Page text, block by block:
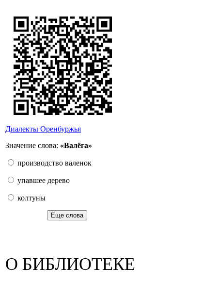
Диалекты Оренбуржья
Значение слова: «Валёга»
производство валенок
упавшее дерево
колтуны
Еще слова
О БИБЛИОТЕКЕ